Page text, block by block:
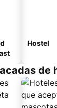
Hostel
de